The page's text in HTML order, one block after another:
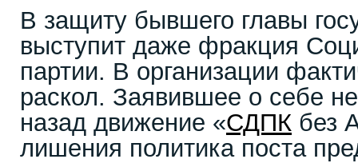
В защиту бывшего главы
выступит даже фракция
партии. В организации
раскол. Заявившее о себе
назад движение «СДПК без
лишения политика поста